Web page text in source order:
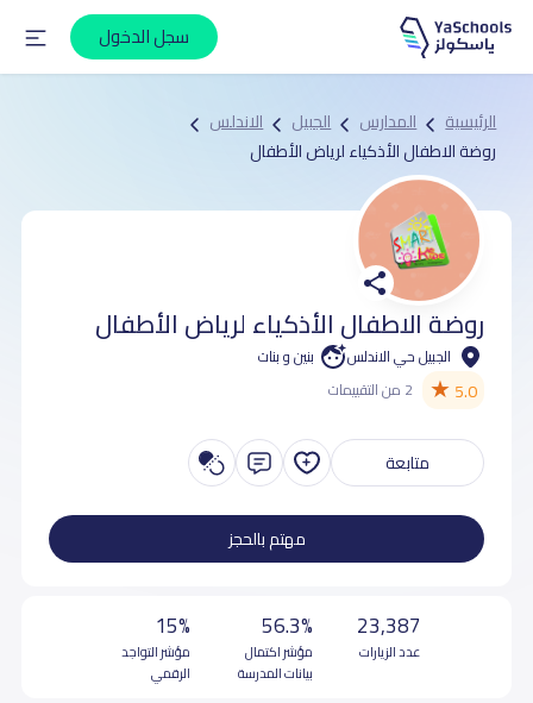
سجل الدخول
الرئيسية المدارس الجبيل
الاندلس
روضة الاطفال الأذكياء لرياض الأطفال
روضة الاطفال الأذكياء لرياض الأطفال
الجبيل حي الاندلس بنين و بنات
5.0
★ 2 من التقييمات
متابعة
مهتم بالحجز
23,387
عدد الزيارات
56.3%
مؤشر اكتمال
بيانات المدرسة
15%
مؤشر التواجد
الرقمي